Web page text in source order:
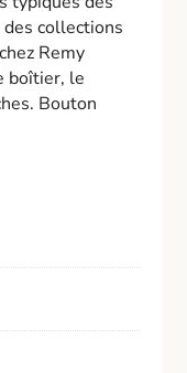
collections
Remy
boîtier, le
Bouton